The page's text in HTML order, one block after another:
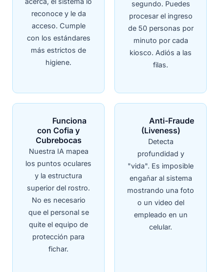
reconoce y le da
acceso. Cumple
con los estándares
más estrictos de
higiene.
segundo. Puedes
procesar el ingreso
de 50 personas por
minuto por cada
kiosco. Adiós a las
filas.
Funciona
con Cofia y
Cubrebocas
Nuestra IA mapea
los puntos oculares
y la estructura
superior del rostro.
No es necesario
que el personal se
quite el equipo de
protección para
fichar.
Anti-Fraude
(Liveness)
Detecta
profundidad y
"vida". Es imposible
engañar al sistema
mostrando una foto
o un video del
empleado en un
celular.